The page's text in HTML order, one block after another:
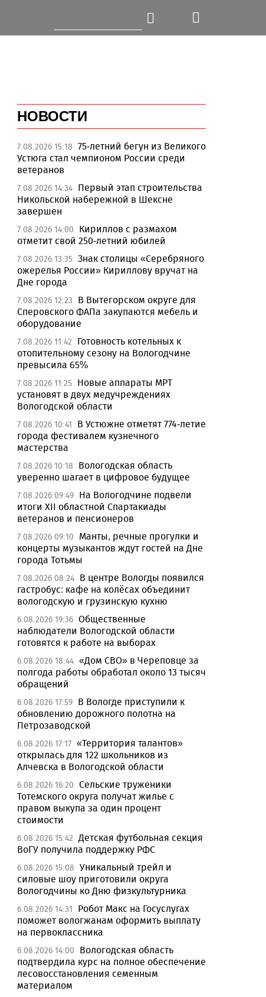
НОВОСТИ
7.08.2026 15:18 75-летний бегун из Великого
Устюга стал чемпионом России среди
ветеранов
7.08.2026 14:34 Первый этап строительства
Никольской набережной в Шексне
завершен
7.08.2026 14:00
Кириллов с размахом
отметит свой 250-летний юбилей
7.08.2026 13:35 Знак столицы «Серебряного
ожерелья России» Кириллову вручат на
Дне города
7.08.2026 12:23
В Вытегорском округе для
Сперовского ФАПа закупаются мебель и
оборудование
7.08.2026 11:42
Готовность котельных к
отопительному сезону на Вологодчине
превысила 65%
7.08.2026 11:25 Новые аппараты МРТ
установят в двух медучреждениях
Вологодской области
7.08.2026 10:41
В Устюжне отметят 774-летие
города фестивалем кузнечного
мастерства
7.08.2026 10:18
Вологодская область
уверенно шагает в цифровое будущее
7.08.2026 09:49 На Вологодчине подвели
итоги XII областной Спартакиады
ветеранов и пенсионеров
7.08.2026 09:10
Манты, речные прогулки и
концерты музыкантов ждут гостей на Дне
города Тотьмы
7.08.2026 08:24 В центре Вологды появился
гастробус: кафе на колёсах объединит
вологодскую и грузинскую кухню
6.08.2026 19:36 Общественные
наблюдатели Вологодской области
готовятся к работе на выборах
6.08.2026 18:44 «Дом СВО» в Череповце за
полгода работы обработал около 13 тысяч
обращений
6.08.2026 17:59 В Вологде приступили к
обновлению дорожного полотна на
Петрозаводской
6.08.2026 17:17 «Территория талантов»
открылась для 122 школьников из
Алчевска в Вологодской области
6.08.2026 16:20 Сельские труженики
Тотемского округа получат жилье с
правом выкупа за один процент
стоимости
6.08.2026 15:42 Детская футбольная секция
ВоГУ получила поддержку РФС
6.08.2026 15:08 Уникальный трейл и
силовые шоу приготовили округа
Вологодчины ко Дню физкультурника
6.08.2026 14:31
Робот Макс на Госуслугах
поможет вологжанам оформить выплату
на первоклассника
6.08.2026 14:00
Вологодская область
подтвердила курс на полное обеспечение
лесовосстановления семенным
материалом